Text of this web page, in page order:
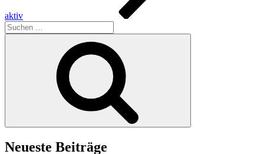
aktiv
Suchen
nach:
Neueste Beiträge